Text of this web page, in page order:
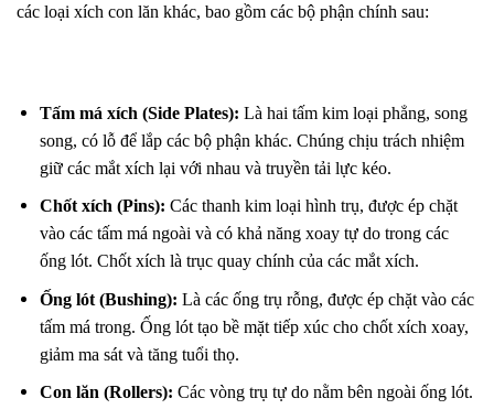
các loại xích con lăn khác, bao gồm các bộ phận chính sau:
Tấm má xích (Side Plates): Là hai tấm kim loại phẳng, song
song, có lỗ để lắp các bộ phận khác. Chúng chịu trách nhiệm
giữ các mắt xích lại với nhau và truyền tải lực kéo.
Chốt xích (Pins): Các thanh kim loại hình trụ, được ép chặt
vào các tấm má ngoài và có khả năng xoay tự do trong các
ống lót. Chốt xích là trục quay chính của các mắt xích.
Ống lót (Bushing): Là các ống trụ rỗng, được ép chặt vào các
tấm má trong. Ống lót tạo bề mặt tiếp xúc cho chốt xích xoay,
giảm ma sát và tăng tuổi thọ.
Con lăn (Rollers): Các vòng trụ tự do nằm bên ngoài ống lót.